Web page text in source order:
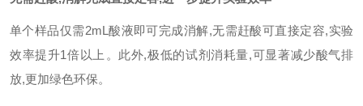
单个样品仅需2mL 酸液即可完成消解,无需赶酸可直接定容,实验
效率提升1倍以上。此外,极低的试剂消耗量,可显著减少酸气排
放,更加绿色环保。